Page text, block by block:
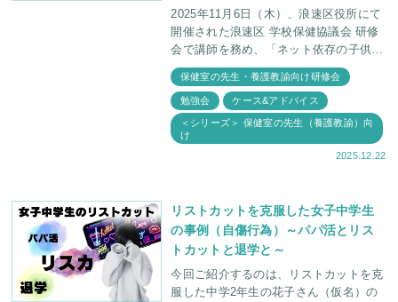
2025年11月6日（木）、浪速区役所にて
開催された浪速区 学校保健協議会 研修
会で講師を務め、「ネット依存の子供た
ちをどう支えるか」というテーマでお話
をしました。 当日は、学校の先生方、
学校医、保
保健室の先生・養護教諭向け研修会
勉強会 ケース&アドバイス
＜シリーズ＞ 保健室の先生（養護教諭）向
け
2025.12.22
リストカットを克服した女子中学生
の事例（自傷行為）～パパ活とリス
トカットと退学と～
今回ご紹介するのは、リストカットを克
服した中学2年生の花子さん（仮名）の